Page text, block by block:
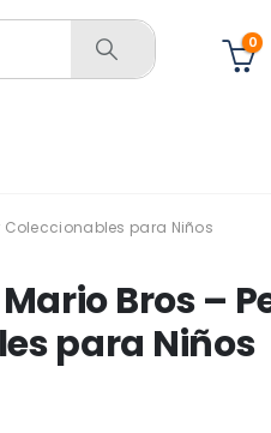
0
Coleccionables para Niños
Bros –
para Niños